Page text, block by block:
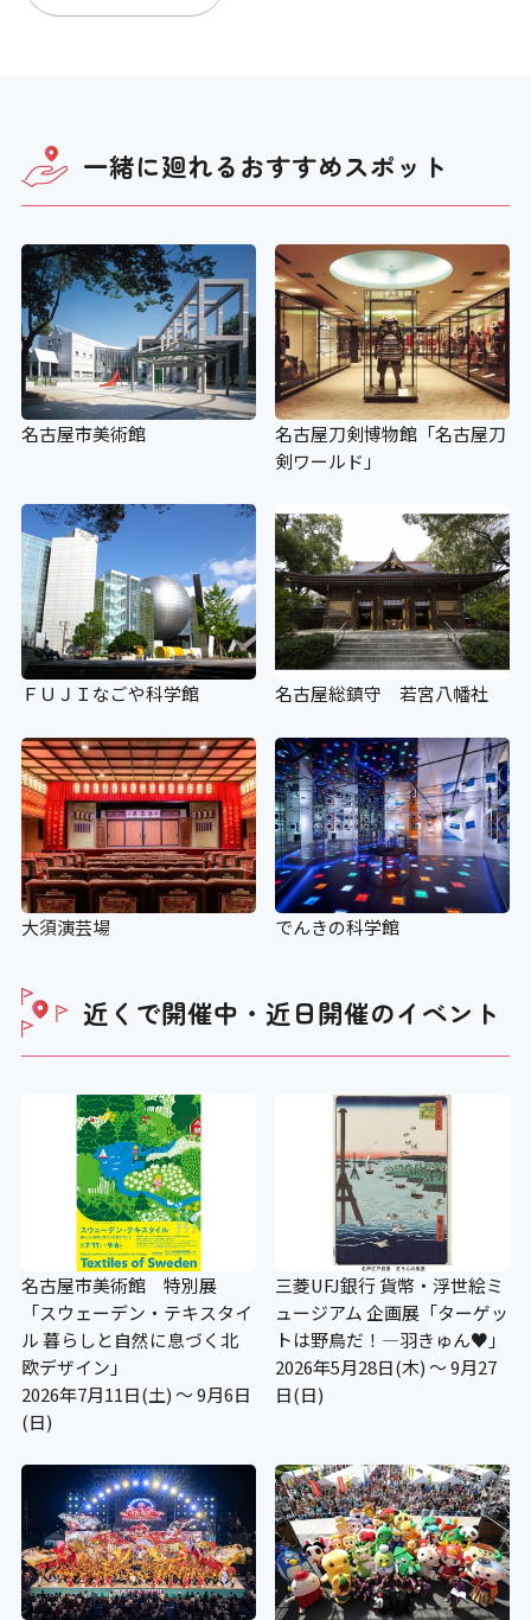
一緒に廻れるおすすめスポット
名古屋市美術館
名古屋刀剣博物館「名古屋刀
剣ワールド」
ＦＵＪＩなごや科学館 名古屋総鎮守 若宮八幡社
大須演芸場 でんきの科学館
近くで開催中・近日開催のイベント
名古屋市美術館 特別展
「スウェーデン・テキスタイ
ル 暮らしと自然に息づく北
欧デザイン」
2026年7月11日(土) ～ 9月6日
(日)
三菱UFJ銀行 貨幣・浮世絵ミ
ュージアム 企画展「ターゲッ
トは野鳥だ！―羽きゅん♥」
2026年5月28日(木) ～ 9月27
日(日)